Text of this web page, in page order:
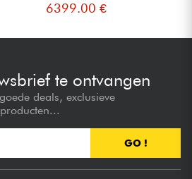
6399.00 €
te ontvangen
deals, exclusieve
GO !